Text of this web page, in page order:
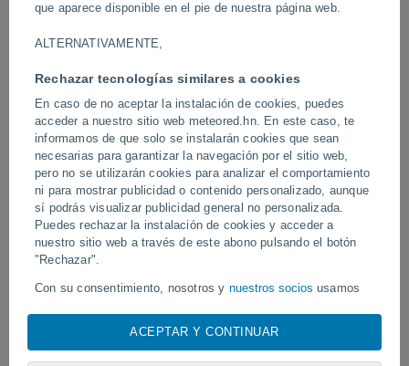
que aparece disponible en el pie de nuestra página web.
ALTERNATIVAMENTE,
Rechazar tecnologías similares a cookies
En caso de no aceptar la instalación de cookies, puedes
acceder a nuestro sitio web meteored.hn. En este caso, te
informamos de que solo se instalarán cookies que sean
necesarias para garantizar la navegación por el sitio web,
pero no se utilizarán cookies para analizar el comportamiento
ni para mostrar publicidad o contenido personalizado, aunque
sí podrás visualizar publicidad general no personalizada.
Puedes rechazar la instalación de cookies y acceder a
nuestro sitio web a través de este abono pulsando el botón
"Rechazar".
Con su consentimiento, nosotros y nuestros socios usamos
visita en este sitio web, las direcciones IP y los
ACEPTAR Y CONTINUAR
Vídeos
avistado en Zapponeta, Italia
Pelotas, Brasil.